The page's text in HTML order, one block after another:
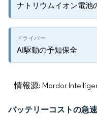
ナトリウムイオン電池
AI駆動の予知保全
情報源: Mordor
バッテリーコストの急